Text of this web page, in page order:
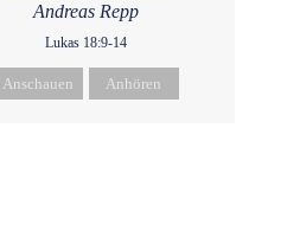
Andreas Repp
Lukas 18:9-14
Anschauen Anhören